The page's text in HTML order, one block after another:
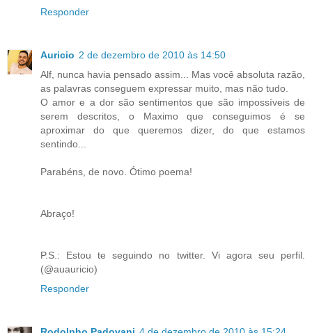
Responder
Auricio 2 de dezembro de 2010 às 14:50
Alf, nunca havia pensado assim... Mas você absoluta razão,
as palavras conseguem expressar muito, mas não tudo.
O amor e a dor são sentimentos que são impossíveis de
serem descritos, o Maximo que conseguimos é se
aproximar do que queremos dizer, do que estamos
sentindo...
Parabéns, de novo. Ótimo poema!
Abraço!
P.S.: Estou te seguindo no twitter. Vi agora seu perfil.
(@auauricio)
Responder